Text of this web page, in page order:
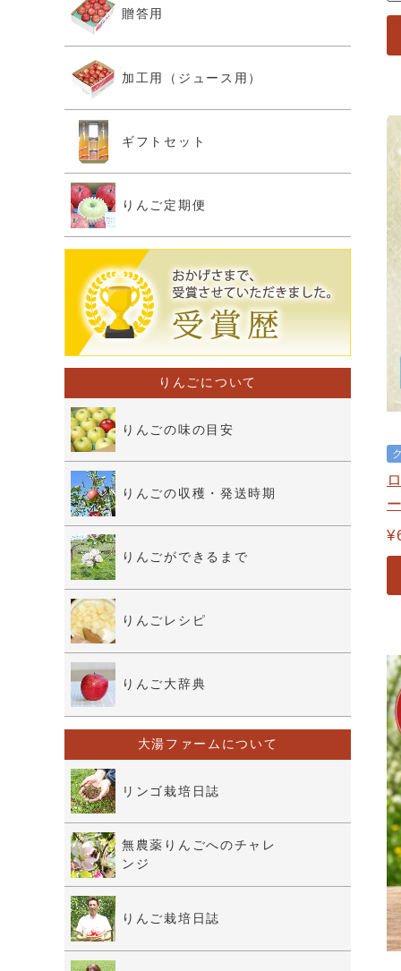
¥
贈答用
加工用（ジュース用）
ギフトセット
りんご定期便
りんごについて
りんごの味の目安
りんごの収穫・発送時期
りんごができるまで
りんごレシピ
りんご大辞典
大湯ファームについて
リンゴ栽培日誌
無農薬りんごへのチャレ
ンジ
りんご栽培日誌